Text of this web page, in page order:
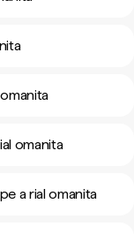
omanita
a rial omanita